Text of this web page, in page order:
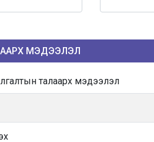
МЭДЭЭЛЭЛ
талаарх мэдээлэл